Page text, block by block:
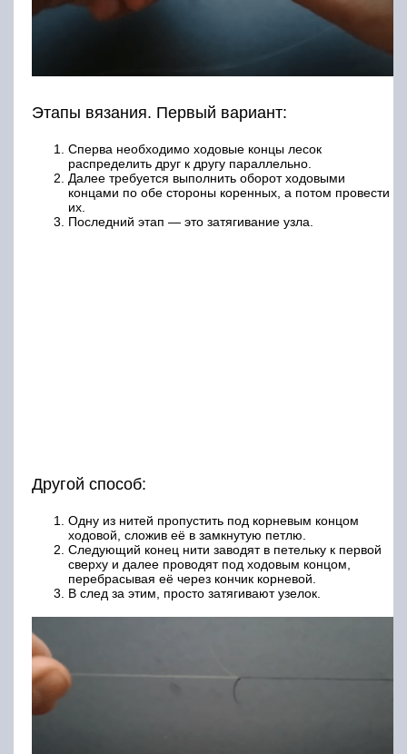
Этапы вязания. Первый вариант:
Сперва необходимо ходовые концы лесок
распределить друг к другу параллельно.
Далее требуется выполнить оборот ходовыми
концами по обе стороны коренных, а потом провести
их.
Последний этап — это затягивание узла.
Другой способ:
Одну из нитей пропустить под корневым концом
ходовой, сложив её в замкнутую петлю.
Следующий конец нити заводят в петельку к первой
сверху и далее проводят под ходовым концом,
перебрасывая её через кончик корневой.
В след за этим, просто затягивают узелок.